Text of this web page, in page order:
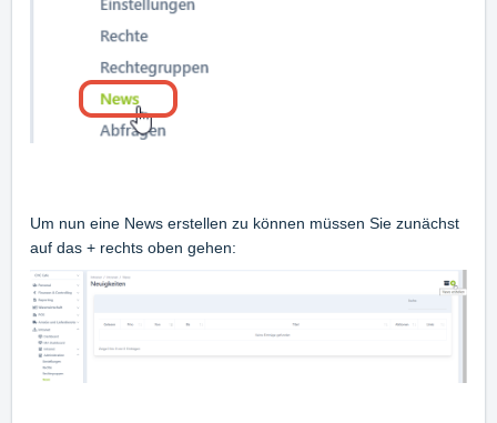
Um nun eine News erstellen zu können müssen Sie zunächst
auf das + rechts oben gehen: